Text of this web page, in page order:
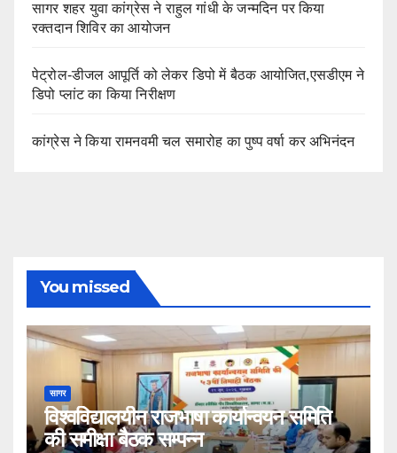
सागर शहर युवा कांग्रेस ने राहुल गांधी के जन्मदिन पर किया
रक्तदान शिविर का आयोजन
पेट्रोल-डीजल आपूर्ति को लेकर डिपो में बैठक आयोजित,एसडीएम ने
डिपो प्लांट का किया निरीक्षण
कांग्रेस ने किया रामनवमी चल समारोह का पुष्प वर्षा कर अभिनंदन
You missed
सागर
विश्वविद्यालयीन राजभाषा कार्यान्वयन समिति
की समीक्षा बैठक सम्पन्न